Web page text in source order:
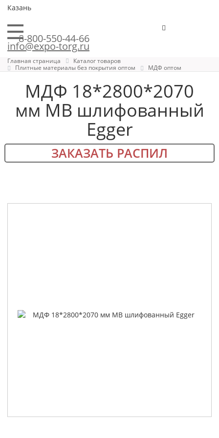
Казань
8-800-550-44-66
info@expo-torg.ru
Главная страница
Каталог товаров
Плитные материалы без покрытия оптом
МДФ оптом
МДФ 18*2800*2070
мм MB шлифованный
Egger
ЗАКАЗАТЬ РАСПИЛ